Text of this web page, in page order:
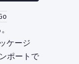
ケージ
ポートで